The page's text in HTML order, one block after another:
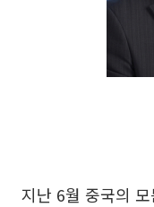
지난 6월 중국의